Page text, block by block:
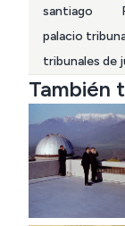
santiago
palacio
tribunales de
También